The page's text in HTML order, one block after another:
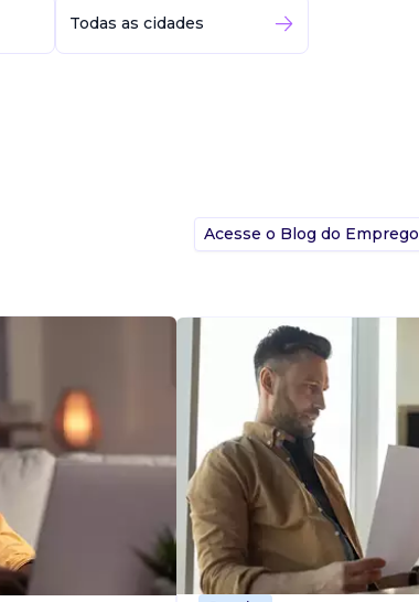
Todas as cidades
Acesse o Blog do Emprego